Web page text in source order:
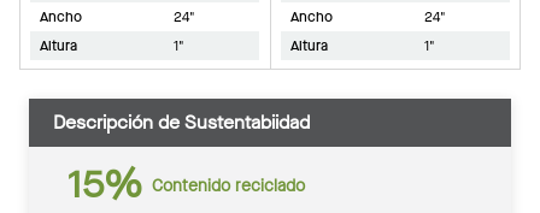
Ancho
24"
Altura
1"
Ancho
24"
Altura
1"
Descripción de Sustentabiidad
15% Contenido reciclado